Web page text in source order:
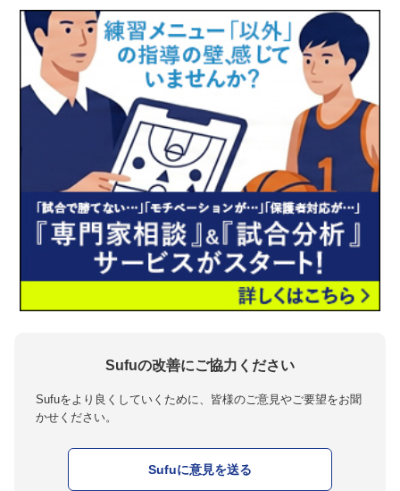
Sufuの改善にご協力ください
Sufuをより良くしていくために、皆様のご意見やご要望をお聞
かせください。
Sufuに意見を送る